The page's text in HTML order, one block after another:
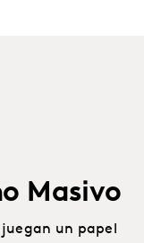
Masivo
un papel